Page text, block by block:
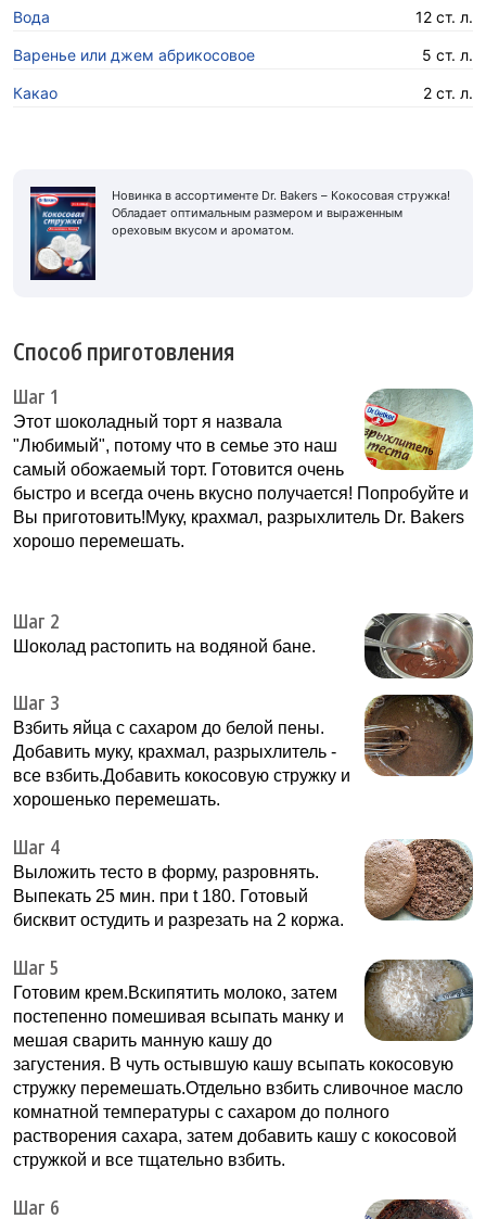
Вода 12 ст. л.
Варенье или джем абрикосовое 5 ст. л.
Какао 2 ст. л.
Новинка в ассортименте Dr. Bakers – Кокосовая стружка!
Обладает оптимальным размером и выраженным
ореховым вкусом и ароматом.
Способ приготовления
Шаг 1
Этот шоколадный торт я назвала
"Любимый", потому что в семье это наш
самый обожаемый торт. Готовится очень
быстро и всегда очень вкусно получается! Попробуйте и
Вы приготовить!Муку, крахмал, разрыхлитель Dr. Bakers
хорошо перемешать.
Шаг 2
Шоколад растопить на водяной бане.
Шаг 3
Взбить яйца с сахаром до белой пены.
Добавить муку, крахмал, разрыхлитель -
все взбить.Добавить кокосовую стружку и
хорошенько перемешать.
Шаг 4
Выложить тесто в форму, разровнять.
Выпекать 25 мин. при t 180. Готовый
бисквит остудить и разрезать на 2 коржа.
Шаг 5
Готовим крем.Вскипятить молоко, затем
постепенно помешивая всыпать манку и
мешая сварить манную кашу до
загустения. В чуть остывшую кашу всыпать кокосовую
стружку перемешать.Отдельно взбить сливочное масло
комнатной температуры с сахаром до полного
растворения сахара, затем добавить кашу с кокосовой
стружкой и все тщательно взбить.
Шаг 6